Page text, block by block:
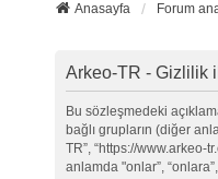
Anasayfa Forum
Arkeo-TR - Gizlilik
Bu sözleşmedeki
bağlı grupların (diğer
TR”, “https://www.arkeo-
anlamda "onlar”, “onlara”,